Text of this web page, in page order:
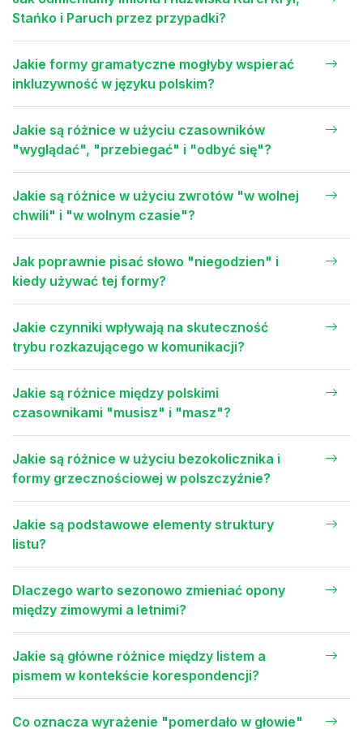
Stańko i Paruch przez przypadki?
Jakie formy gramatyczne mogłyby wspierać
inkluzywność w języku polskim?
Jakie są różnice w użyciu czasowników
"wyglądać", "przebiegać" i "odbyć się"?
Jakie są różnice w użyciu zwrotów "w wolnej
chwili" i "w wolnym czasie"?
Jak poprawnie pisać słowo "niegodzien" i
kiedy używać tej formy?
Jakie czynniki wpływają na skuteczność
trybu rozkazującego w komunikacji?
Jakie są różnice między polskimi
czasownikami "musisz" i "masz"?
Jakie są różnice w użyciu bezokolicznika i
formy grzecznościowej w polszczyźnie?
Jakie są podstawowe elementy struktury
listu?
Dlaczego warto sezonowo zmieniać opony
między zimowymi a letnimi?
Jakie są główne różnice między listem a
pismem w kontekście korespondencji?
Co oznacza wyrażenie "pomerdało w głowie"